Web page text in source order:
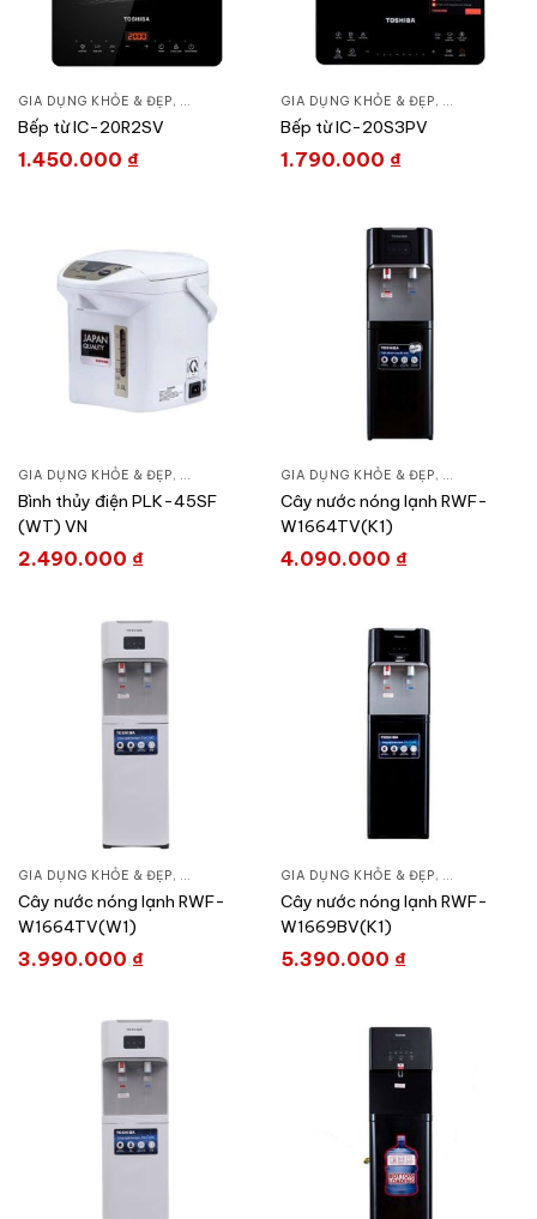
GIA DỤNG KHỎE & ĐẸP, BẾP TIỆN NGHI ,BẾP TỪ - HỒNG NGOẠI
Bếp từ IC-20R2SV
1.450.000 ₫
GIA DỤNG KHỎE & ĐẸP, BẾP TIỆN
Bếp từ IC-20S3PV
1.790.000 ₫
GIA DỤNG KHỎE & ĐẸP, BÌNH THỦY ĐIỆN ,NỒI - ẤM - CA - BÌNH
Bình thủy điện PLK-45SF
(WT) VN
2.490.000 ₫
GIA DỤNG KHỎE & ĐẸP, BÌNH LỌC
Cây nước nóng lạnh RWF-
W1664TV(K1)
4.090.000 ₫
GIA DỤNG KHỎE & ĐẸP, BÌNH LỌC NƯỚC,LỌC NƯỚC & MÁY NƯỚC NÓNG
Cây nước nóng lạnh RWF-
W1664TV(W1)
3.990.000 ₫
GIA DỤNG KHỎE & ĐẸP, BÌNH LỌC
Cây nước nóng lạnh RWF-
W1669BV(K1)
5.390.000 ₫